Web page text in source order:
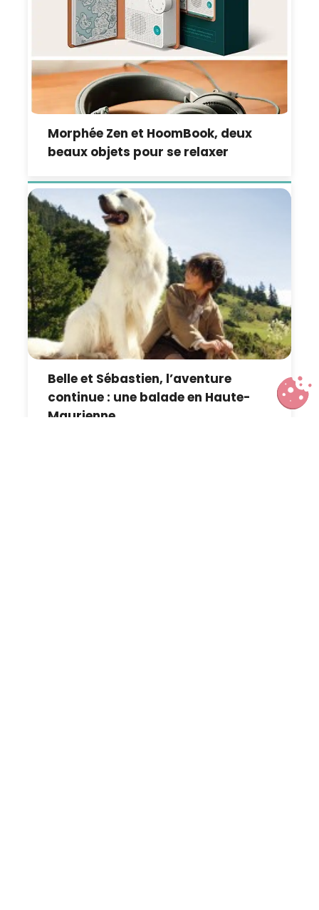
Morphée Zen et HoomBook, deux
beaux objets pour se relaxer
Belle et Sébastien, l’aventure
continue : une balade en Haute-
Maurienne